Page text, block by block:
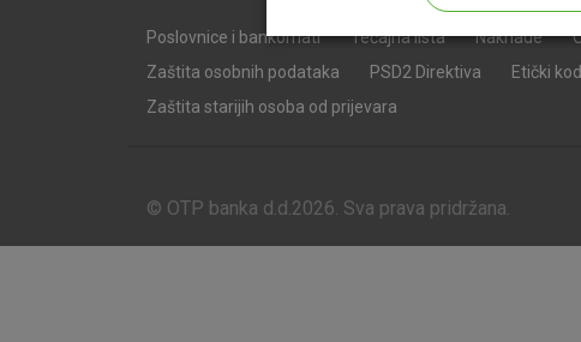
Poslovnice i bankomati Tečajna lista Naknade
Zaštita osobnih podataka
PSD2 Direktiva Etički
Zaštita starijih osoba od prijevara
© OTP banka d.d.2026. Sva prava pridržana.